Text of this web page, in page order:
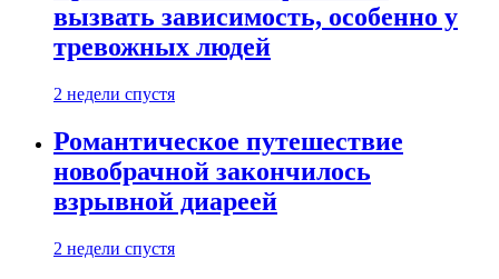
вызвать зависимость, особенно у
тревожных людей
2 недели спустя
Романтическое путешествие
новобрачной закончилось
взрывной диареей
2 недели спустя